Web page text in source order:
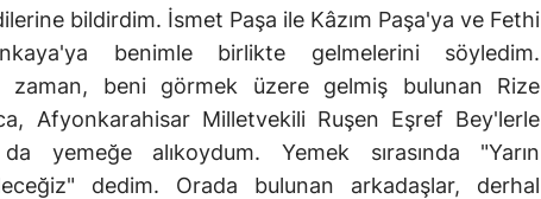
bildirdim. İsmet Paşa ile Kâzım Paşa'ya ve Fethi
benimle birlikte gelmelerini söyledim.
zaman, beni görmek üzere gelmiş bulunan Rize
Afyonkarahisar Milletvekili Ruşen Eşref Bey'lerle
da yemeğe alıkoydum. Yemek sırasında "Yarın
dedim. Orada bulunan arkadaşlar, derhal